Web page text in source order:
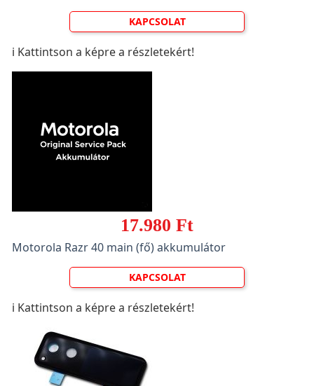
KAPCSOLAT
ℹ️ Kattintson a képre a részletekért!
17.980 Ft
Motorola Razr 40 main (fő) akkumulátor
KAPCSOLAT
ℹ️ Kattintson a képre a részletekért!